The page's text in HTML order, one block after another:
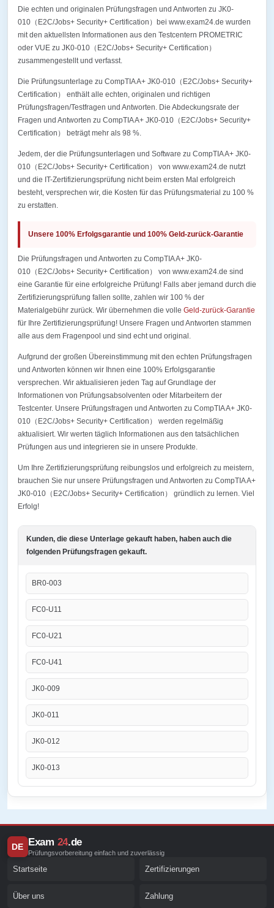
Die echten und originalen Prüfungsfragen und Antworten zu JK0-
010（E2C/Jobs+ Security+ Certification）bei www.exam24.de wurden
mit den aktuellsten Informationen aus den Testcentern PROMETRIC
oder VUE zu JK0-010（E2C/Jobs+ Security+ Certification）
zusammengestellt und verfasst.
Die Prüfungsunterlage zu CompTIA A+ JK0-010（E2C/Jobs+ Security+
Certification） enthält alle echten, originalen und richtigen
Prüfungsfragen/Testfragen und Antworten. Die Abdeckungsrate der
Fragen und Antworten zu CompTIA A+ JK0-010（E2C/Jobs+ Security+
Certification） beträgt mehr als 98 %.
Jedem, der die Prüfungsunterlagen und Software zu CompTIA A+ JK0-
010（E2C/Jobs+ Security+ Certification） von www.exam24.de nutzt
und die IT-Zertifizierungsprüfung nicht beim ersten Mal erfolgreich
besteht, versprechen wir, die Kosten für das Prüfungsmaterial zu 100 %
zu erstatten.
Unsere 100% Erfolgsgarantie und 100% Geld-zurück-Garantie
Die Prüfungsfragen und Antworten zu CompTIA A+ JK0-
010（E2C/Jobs+ Security+ Certification） von www.exam24.de sind
eine Garantie für eine erfolgreiche Prüfung! Falls aber jemand durch die
Zertifizierungsprüfung fallen sollte, zahlen wir 100 % der
Materialgebühr zurück. Wir übernehmen die volle Geld-zurück-Garantie
für Ihre Zertifizierungsprüfung! Unsere Fragen und Antworten stammen
alle aus dem Fragenpool und sind echt und original.
Aufgrund der großen Übereinstimmung mit den echten Prüfungsfragen
und Antworten können wir Ihnen eine 100% Erfolgsgarantie
versprechen. Wir aktualisieren jeden Tag auf Grundlage der
Informationen von Prüfungsabsolventen oder Mitarbeitern der
Testcenter. Unsere Prüfungsfragen und Antworten zu CompTIA A+ JK0-
010（E2C/Jobs+ Security+ Certification） werden regelmäßig
aktualisiert. Wir werten täglich Informationen aus den tatsächlichen
Prüfungen aus und integrieren sie in unsere Produkte.
Um Ihre Zertifizierungsprüfung reibungslos und erfolgreich zu meistern,
brauchen Sie nur unsere Prüfungsfragen und Antworten zu CompTIA A+
JK0-010（E2C/Jobs+ Security+ Certification） gründlich zu lernen. Viel
Erfolg!
Kunden, die diese Unterlage gekauft haben, haben auch die
folgenden Prüfungsfragen gekauft.
BR0-003
FC0-U11
FC0-U21
FC0-U41
JK0-009
JK0-011
JK0-012
JK0-013
DE Exam 24.de
Prüfungsvorbereitung einfach und zuverlässig
Startseite Zertifizierungen
Über uns Zahlung